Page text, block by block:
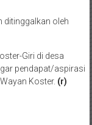
ditinggalkan oleh
Giri di desa
pendapat/aspirasi
Koster. (r)